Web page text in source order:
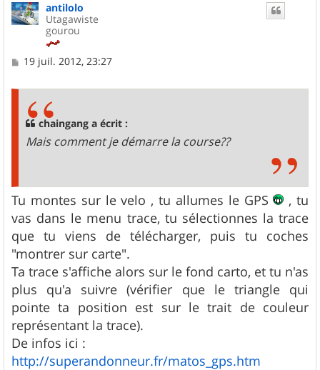
antilolo
Utagawiste
gourou
M19 juil. 2012, 23:27
chaingang a écrit :
Mais comment je démarre la course??
Tu montes sur le velo , tu allumes le GPS
, tu
vas dans le menu trace, tu sélectionnes la trace
que tu viens de télécharger, puis tu coches
"montrer sur carte".
Ta trace s'affiche alors sur le fond carto, et tu n'as
plus qu'a suivre (vérifier que le triangle qui
pointe ta position est sur le trait de couleur
représentant la trace).
De infos ici :
http://superandonneur.fr/matos_gps.htm